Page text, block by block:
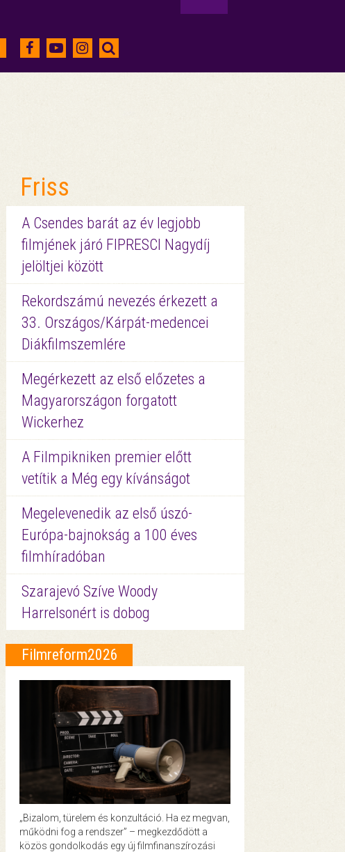
Friss
A Csendes barát az év legjobb
filmjének járó FIPRESCI Nagydíj
jelöltjei között
Rekordszámú nevezés érkezett a
33. Országos/Kárpát-medencei
Diákfilmszemlére
Megérkezett az első előzetes a
Magyarországon forgatott
Wickerhez
A Filmpikniken premier előtt
vetítik a Még egy kívánságot
Megelevenedik az első úszó-
Európa-bajnokság a 100 éves
filmhíradóban
Szarajevó Szíve Woody
Harrelsonért is dobog
Filmreform2026
„Bizalom, türelem és konzultáció. Ha ez megvan,
működni fog a rendszer” – megkezdődött a
közös gondolkodás egy új filmfinanszírozási